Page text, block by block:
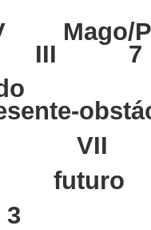
III 7
futuro
3